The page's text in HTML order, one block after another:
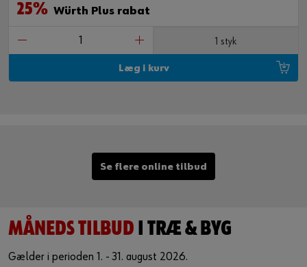
25% Würth Plus rabat
1 styk
Læg i kurv
Se flere online tilbud
MÅNEDS TILBUD I TRÆ & BYG
Gælder i perioden 1. - 31. august 2026.